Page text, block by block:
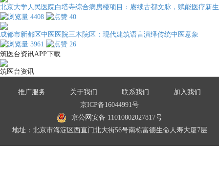
北京大学人民医院白塔寺综合病房楼项目：赓续古都文脉，赋能医疗新生
4408
40
成都市新都区中医医院三木院区：现代建筑语言演绎传统中医意象
3961
26
筑医台资讯APP下载
筑医台资讯
推广服务 关于我们 联系我们
加入我们
京ICP备16044991号
京公网安备 11010802027817号
地址：北京市海淀区西直门北大街56号南栋富德生命人寿大厦7层